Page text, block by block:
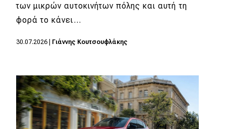
DRIVE USED
των μικρών αυτοκινήτων πόλης και αυτή τη
φορά το κάνει…
30.07.2026 Γιάννης Κουτσουφλάκης